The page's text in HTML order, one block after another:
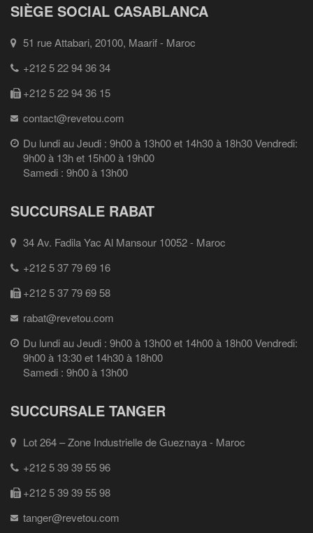
SIÈGE SOCIAL CASABLANCA
51 rue Attabari, 20100, Maarif - Maroc
+212 5 22 94 36 34
+212 5 22 94 36 15
contact@revetou.com
Du lundi au Jeudi : 9h00 à 13h00 et 14h30 à 18h30 Vendredi:
9h00 à 13h et 15h00 à 19h00
Samedi : 9h00 à 13h00
SUCCURSALE RABAT
34 Av. Fadila Yac Al Mansour 10052 - Maroc
+212 5 37 79 69 16
+212 5 37 79 69 58
rabat@revetou.com
Du lundi au Jeudi : 9h00 à 13h00 et 14h00 à 18h00 Vendredi:
9h00 à 13:30 et 14h30 à 18h00
Samedi : 9h00 à 13h00
SUCCURSALE TANGER
Lot 264 – Zone Industrielle de Gueznaya - Maroc
+212 5 39 39 55 96
+212 5 39 39 55 98
tanger@revetou.com